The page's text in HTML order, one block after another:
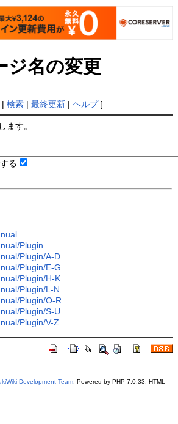
ジ名の変更
検索| 最終更新| ヘルプ]
ます。
る
Plugin
Plugin/A-D
Plugin/E-G
Plugin/H-K
Plugin/L-N
Plugin/O-R
Plugin/S-U
Plugin/V-Z
Development Team. Powered by PHP 7.0.33. HTML